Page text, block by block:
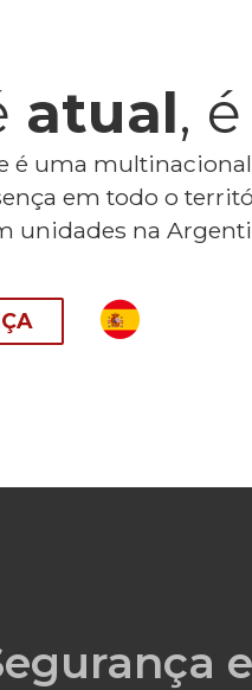
atual, é
é uma multinacional
em todo o
unidades na